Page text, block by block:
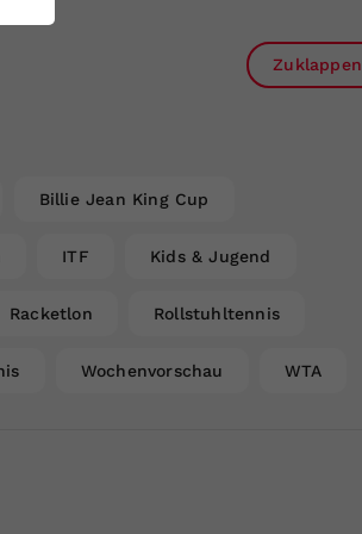
Zuklappen
Billie Jean King Cup
ITF Kids & Jugend
Racketlon Rollstuhltennis
Wochenvorschau WTA